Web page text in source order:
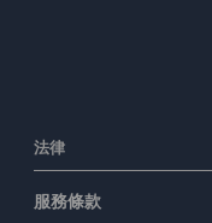
法律
服務條款